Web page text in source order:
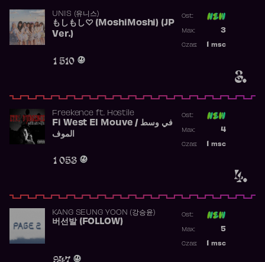
3.
UNIS (유니스)
もしもし♡ (MoshiMoshi) (JP
Ver.)
1 510
Ost:
3
Max:
msc
Czas:
4.
Freekence ft. Hostile
Fi West El Mouve / في وسط
الموف
1 053
Ost:
4
Max:
msc
Czas:
KANG SEUNG YOON (강승윤)
버선발 (FOLLOW)
947
Ost:
5
Max:
msc
Czas: